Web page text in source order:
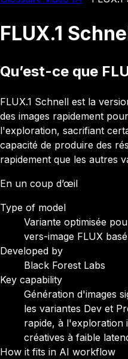
FLUX.1
Qu’est-ce que
FLUX.1 Schnell est la
des images rapidement
l'exploration, sacrifiant
capacité de produire des
rapidement que les autres
En un coup d’œil
Type of model
Variante optimisée
vers-image FLUX
Developed by
Black Forest Labs
Key capability
Génération d'images
les variantes Dev et
rapide, à l'exploration
créatives à faible
How it fits in AI workflow